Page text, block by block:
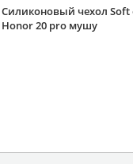
Силиконовый чехол Soft
Honor 20 pro мушу